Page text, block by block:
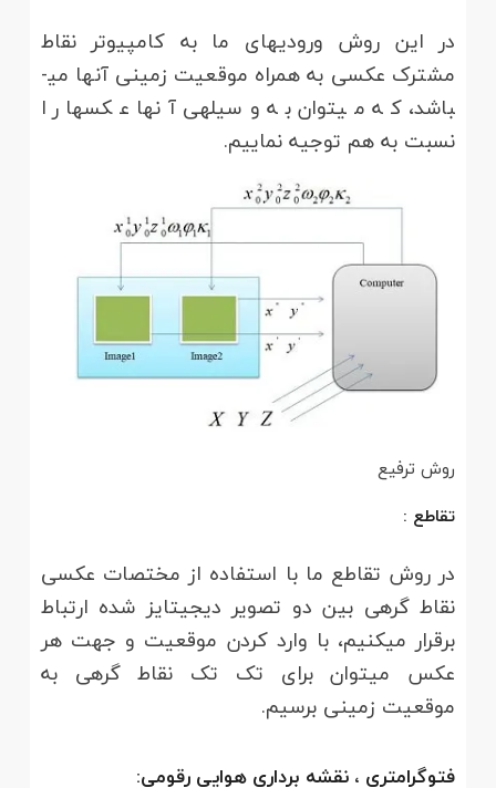
در این روش ورودی­های ما به کامپیوتر نقاط
مشترک عکسی به همراه موقعیت زمینی آن­ها می­
باشد، که می­توان به وسیله­ی آن­ها عکس­ها را
نسبت به هم توجیه نماییم.
روش ترفیع
تقاطع :
در روش تقاطع ما با استفاده از مختصات عکسی
نقاط گرهی بین دو تصویر دیجیتایز شده ارتباط
برقرار می­کنیم، با وارد کردن موقعیت و جهت هر
عکس می­توان برای تک تک نقاط گرهی به
موقعیت زمینی برسیم.
فتوگرامتری ، نقشه برداری هوایی رقومی: